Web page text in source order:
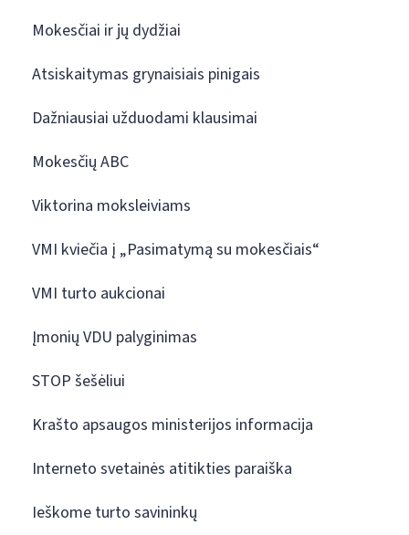
Mokesčiai ir jų dydžiai
Atsiskaitymas grynaisiais pinigais
Dažniausiai užduodami klausimai
Mokesčių ABC
Viktorina moksleiviams
VMI kviečia į „Pasimatymą su mokesčiais“
VMI turto aukcionai
Įmonių VDU palyginimas
STOP šešėliui
Krašto apsaugos ministerijos informacija
Interneto svetainės atitikties paraiška
Ieškome turto savininkų